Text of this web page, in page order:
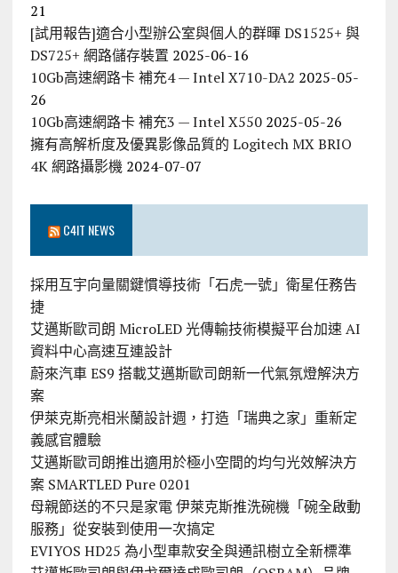
21
[試用報告]適合小型辦公室與個人的群暉 DS1525+ 與
DS725+ 網路儲存裝置 2025-06-16
10Gb高速網路卡 補充4 — Intel X710-DA2 2025-05-
26
10Gb高速網路卡 補充3 — Intel X550 2025-05-26
擁有高解析度及優異影像品質的 Logitech MX BRIO
4K 網路攝影機 2024-07-07
C4IT NEWS
採用互宇向量關鍵慣導技術「石虎一號」衛星任務告
捷
艾邁斯歐司朗 MicroLED 光傳輸技術模擬平台加速 AI
資料中心高速互連設計
蔚來汽車 ES9 搭載艾邁斯歐司朗新一代氣氛燈解決方
案
伊萊克斯亮相米蘭設計週，打造「瑞典之家」重新定
義感官體驗
艾邁斯歐司朗推出適用於極小空間的均勻光效解決方
案 SMARTLED Pure 0201
母親節送的不只是家電 伊萊克斯推洗碗機「碗全啟動
服務」從安裝到使用一次搞定
EVIYOS HD25 為小型車款安全與通訊樹立全新標準